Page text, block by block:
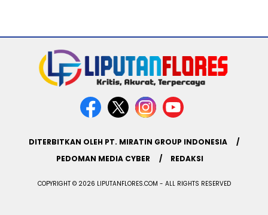
DITERBITKAN OLEH PT. MIRATIN GROUP INDONESIA
PEDOMAN MEDIA CYBER
REDAKSI
COPYRIGHT © 2026 LIPUTANFLORES.COM - ALL RIGHTS RESERVED